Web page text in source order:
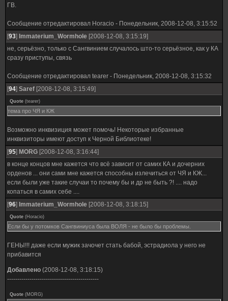
ГВ.
Сообщение отредактировал Horacio - Понедельник, 2008-12-08, 3:15:52
[93] Immaterium_Wormhole [2008-12-08, 3:15:19]
не, серьёзно, только с Сангвинием случалось што-то серьёзное, как у КА
сразу приступы, связь
Сообщение отредактировал tearer - Понедельник, 2008-12-08, 3:15:32
[94] Saref [2008-12-08, 3:15:49]
Quote (tearer)
тема про ЧЯ и КЖ
Возможно инквизиция может помочь! Некоторые избранные
инквизиторы имеют доступ к Черной Библиотеке!
[95] MORG [2008-12-08, 3:16:44]
в конце концов мне кажется что всё зависит от самих КА и дочерних
орденов ... они сами мне кажется способны излечиться от ЧЯ и КЖ...
если были уже такие случаи то почему бы и др не быть ?! .... надо
копаться в самих себе ....
[96] Immaterium_Wormhole [2008-12-08, 3:18:15]
Quote (Horacio)
Если бы у потомков Сангвиниуса была ВОЛЯ - не было бы проблемы.
ГЕНЫ!!! даже если мужик зачочет стать бабой, эстрадиола у него не
прибавится
Добавлено (2008-12-08, 3:18:15)
---------------------------------------------
Quote (MORG)